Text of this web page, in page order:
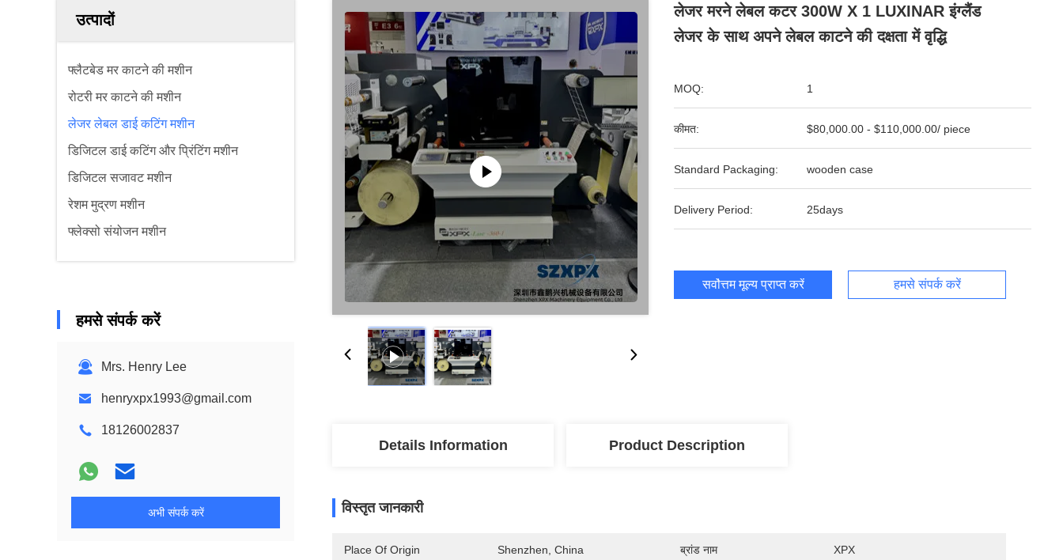
उत्पादों
फ्लैटबेड मर काटने की मशीन
रोटरी मर काटने की मशीन
लेजर लेबल डाई कटिंग मशीन
डिजिटल डाई कटिंग और प्रिंटिंग मशीन
डिजिटल सजावट मशीन
रेशम मुद्रण मशीन
फ्लेक्सो संयोजन मशीन
हमसे संपर्क करें
Mrs. Henry Lee
henryxpx1993@gmail.com
18126002837
अभी संपर्क करें
लेजर मरने लेबल कटर 300W X 1 LUXINAR इंग्लैंड
लेजर के साथ अपने लेबल काटने की दक्षता में वृद्धि
MOQ: 1
कीमत: $80,000.00 - $110,000.00/ piece
Standard Packaging: wooden case
Delivery Period: 25days
सर्वोत्तम मूल्य प्राप्त करें हमसे संपर्क करें
Details Information Product Description
विस्तृत जानकारी
Place Of Origin Shenzhen, China ब्रांड नाम XPX